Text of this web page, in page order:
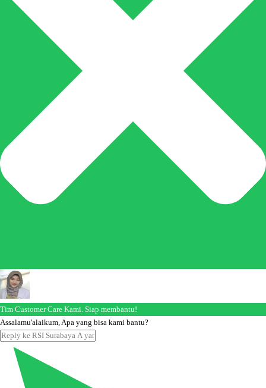
Tim Customer Care Kami. Siap membantu!
Assalamu'alaikum, Apa yang bisa kami bantu?